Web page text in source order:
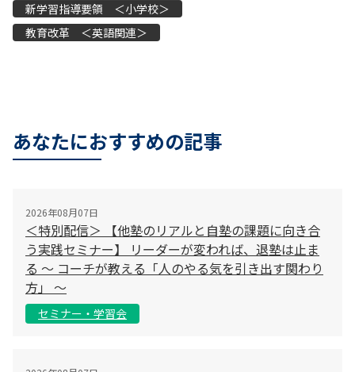
新学習指導要領 ＜小学校＞
教育改革 ＜英語関連＞
あなたにおすすめの記事
2026年08月07日
＜特別配信＞ 【他塾のリアルと自塾の課題に向き合
う実践セミナー】 リーダーが変われば、退塾は止ま
る 〜 コーチが教える「人のやる気を引き出す関わり
方」 〜
セミナー・学習会